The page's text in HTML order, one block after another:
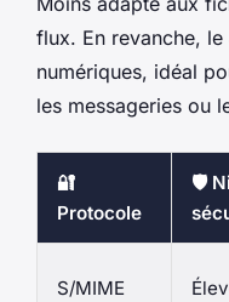
flux. En revanche, le
numériques, idéal
les messageries ou
🔐
Protocole
🛡️
S/MIME